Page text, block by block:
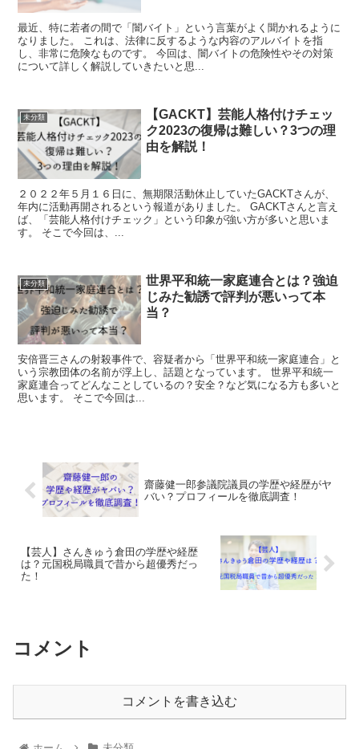
最近、特に若者の間で「闇バイト」という言葉がよく聞かれるように
なりました。 これは、法律に反するような内容のアルバイトを指
し、非常に危険なものです。 今回は、闇バイトの危険性やその対策
について詳しく解説していきたいと思...
未分類
【GACKT】芸能人格付けチェッ
ク2023の復帰は難しい？3つの理
由を解説！
２０２２年５月１６日に、無期限活動休止していたGACKTさんが、
年内に活動再開されるという報道がありました。 GACKTさんと言え
ば、「芸能人格付けチェック」という印象が強い方が多いと思いま
す。 そこで今回は、...
未分類
世界平和統一家庭連合とは？強迫
じみた勧誘で評判が悪いって本
当？
安倍晋三さんの射殺事件で、容疑者から「世界平和統一家庭連合」と
いう宗教団体の名前が浮上し、話題となっています。 世界平和統一
家庭連合ってどんなことしているの？安全？など気になる方も多いと
思います。 そこで今回は...
齋藤健一郎参議院議員の学歴や経歴がヤ
バい？プロフィールを徹底調査！
【芸人】さんきゅう倉田の学歴や経歴
は？元国税局職員で昔から超優秀だっ
た！
コメント
コメントを書き込む